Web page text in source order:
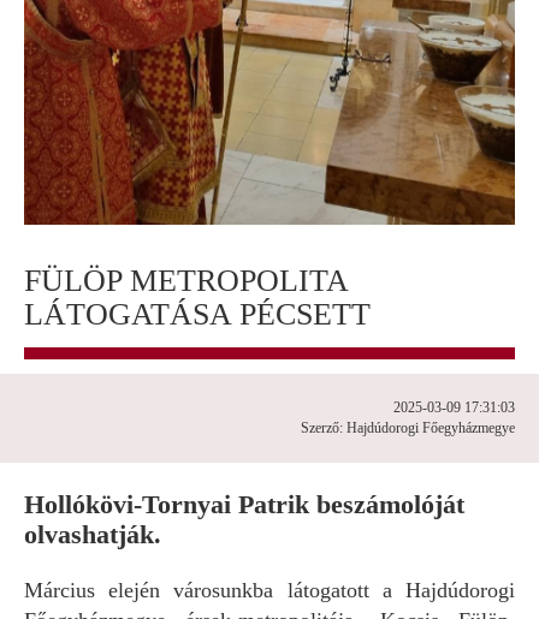
FÜLÖP METROPOLITA
LÁTOGATÁSA PÉCSETT
2025-03-09 17:31:03
Szerző: Hajdúdorogi Főegyházmegye
Hollókövi-Tornyai Patrik beszámolóját
olvashatják.
Március elején városunkba látogatott a Hajdúdorogi